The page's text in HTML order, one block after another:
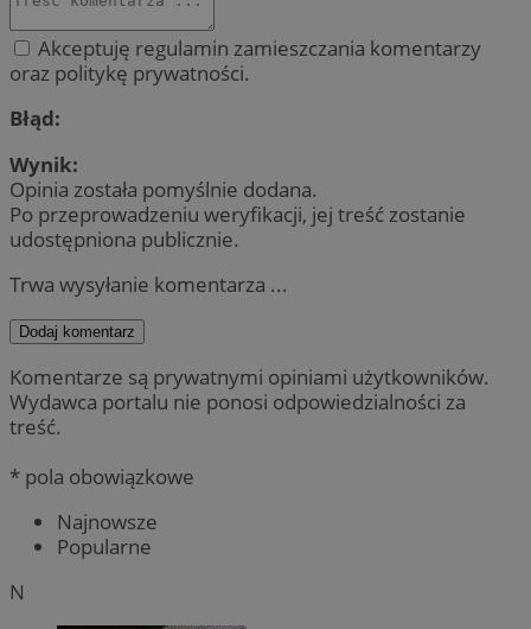
Akceptuję regulamin zamieszczania komentarzy
oraz politykę prywatności.
Błąd:
Wynik:
Opinia została pomyślnie dodana.
Po przeprowadzeniu weryfikacji, jej treść zostanie
udostępniona publicznie.
Trwa wysyłanie komentarza ...
Dodaj komentarz
Komentarze są prywatnymi opiniami użytkowników.
Wydawca portalu nie ponosi odpowiedzialności za
treść.
* pola obowiązkowe
Najnowsze
Popularne
N